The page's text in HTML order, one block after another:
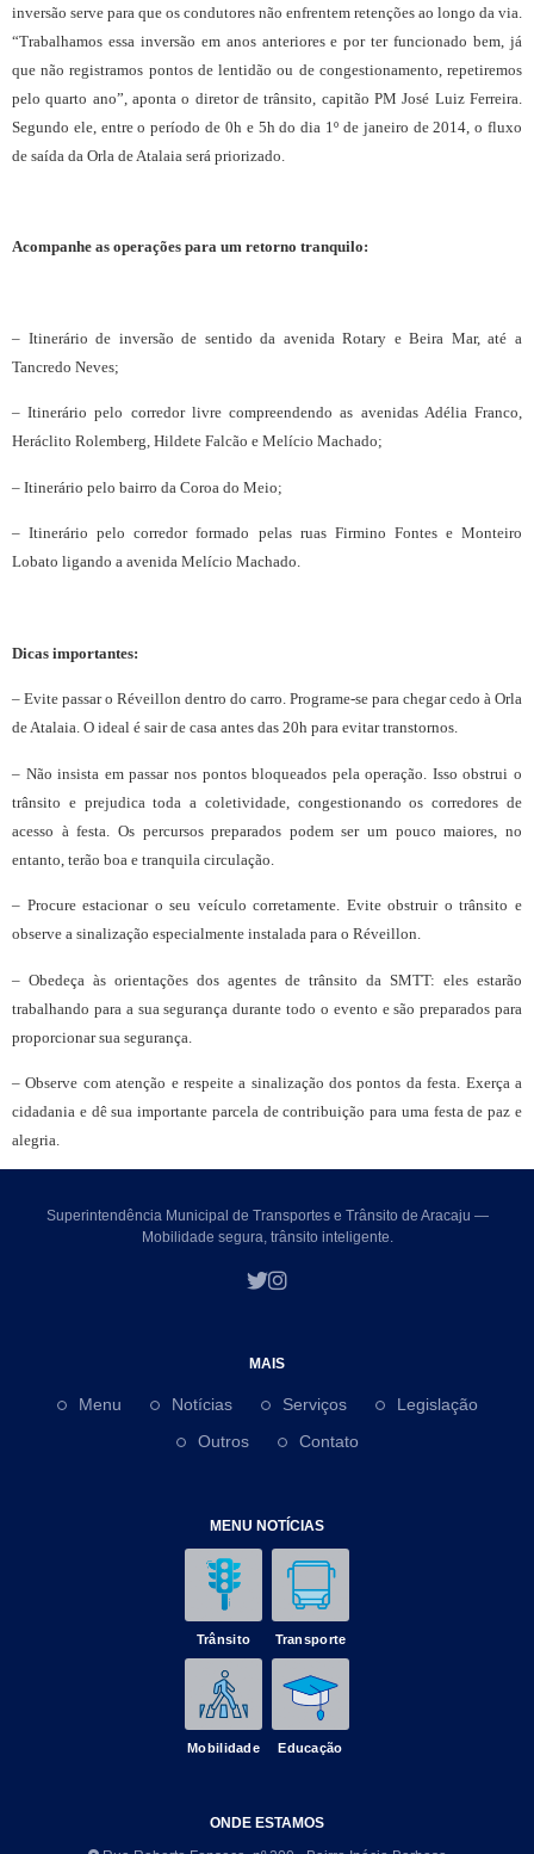
inversão serve para que os condutores não enfrentem retenções ao longo da via.
“Trabalhamos essa inversão em anos anteriores e por ter funcionado bem, já
que não registramos pontos de lentidão ou de congestionamento, repetiremos
pelo quarto ano”, aponta o diretor de trânsito, capitão PM José Luiz Ferreira.
Segundo ele, entre o período de 0h e 5h do dia 1º de janeiro de 2014, o fluxo
de saída da Orla de Atalaia será priorizado.
Acompanhe as operações para um retorno tranquilo:
– Itinerário de inversão de sentido da avenida Rotary e Beira Mar, até a
Tancredo Neves;
– Itinerário pelo corredor livre compreendendo as avenidas Adélia Franco,
Heráclito Rolemberg, Hildete Falcão e Melício Machado;
– Itinerário pelo bairro da Coroa do Meio;
– Itinerário pelo corredor formado pelas ruas Firmino Fontes e Monteiro
Lobato ligando a avenida Melício Machado.
Dicas importantes:
– Evite passar o Réveillon dentro do carro. Programe-se para chegar cedo à Orla
de Atalaia. O ideal é sair de casa antes das 20h para evitar transtornos.
– Não insista em passar nos pontos bloqueados pela operação. Isso obstrui o
trânsito e prejudica toda a coletividade, congestionando os corredores de
acesso à festa. Os percursos preparados podem ser um pouco maiores, no
entanto, terão boa e tranquila circulação.
– Procure estacionar o seu veículo corretamente. Evite obstruir o trânsito e
observe a sinalização especialmente instalada para o Réveillon.
– Obedeça às orientações dos agentes de trânsito da SMTT: eles estarão
trabalhando para a sua segurança durante todo o evento e são preparados para
proporcionar sua segurança.
– Observe com atenção e respeite a sinalização dos pontos da festa. Exerça a
cidadania e dê sua importante parcela de contribuição para uma festa de paz e
alegria.
Superintendência Municipal de Transportes e Trânsito de Aracaju —
Mobilidade segura, trânsito inteligente.
MAIS
Menu Notícias Serviços
Legislação
Outros
Contato
MENU NOTÍCIAS
Trânsito Transporte
Mobilidade Educação
ONDE ESTAMOS